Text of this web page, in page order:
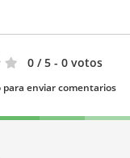
0 / 5 - 0 votos
para enviar comentarios